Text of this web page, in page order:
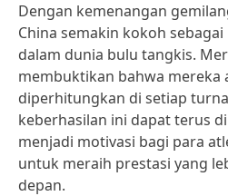
Dengan kemenangan
China semakin kokoh
dalam dunia bulu tangkis.
membuktikan bahwa mereka
diperhitungkan di setiap
keberhasilan ini dapat terus
menjadi motivasi bagi para
untuk meraih prestasi yang
depan.